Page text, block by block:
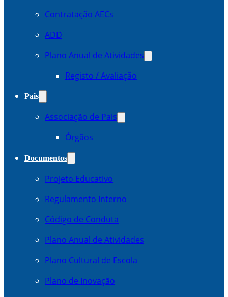
Contratação AECs
ADD
Plano Anual de Atividades
Registo / Avaliação
Pais
Associação de Pais
Órgãos
Documentos
Projeto Educativo
Regulamento Interno
Código de Conduta
Plano Anual de Atividades
Plano Cultural de Escola
Plano de Inovação